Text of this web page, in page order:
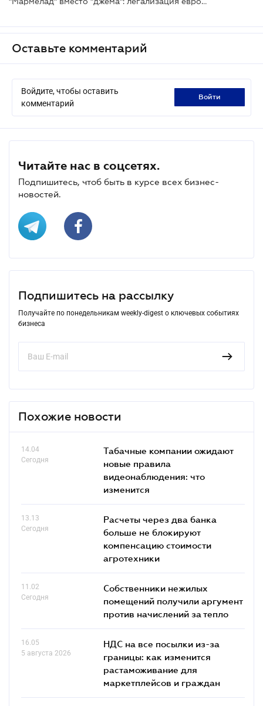
Оставьте комментарий
Войдите, чтобы оставить
комментарий
войти
Читайте нас в соцсетях.
Подпишитесь, чтоб быть в курсе всех бизнес-
новостей.
Подпишитесь на рассылку
Получайте по понедельникам weekly-digest о ключевых событиях
бизнеса
Похожие новости
14.04
Сегодня
Табачные компании ожидают
новые правила
видеонаблюдения: что
изменится
13.13
Сегодня
Расчеты через два банка
больше не блокируют
компенсацию стоимости
агротехники
11.02
Сегодня
Собственники нежилых
помещений получили аргумент
против начислений за тепло
16.05
5 августа 2026
НДС на все посылки из-за
границы: как изменится
растаможивание для
маркетплейсов и граждан